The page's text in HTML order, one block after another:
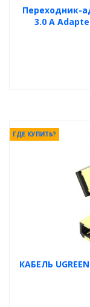
Переходник-
3.0 A
КАБЕЛЬ
ГДЕ КУПИТЬ?